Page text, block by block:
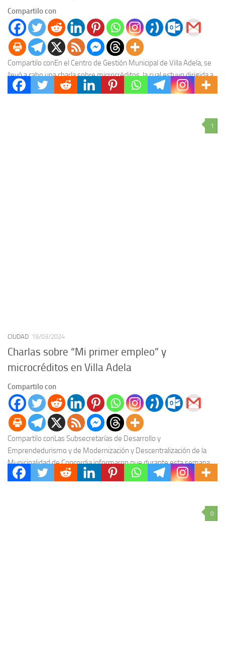
Compartilo con
Compartilo conEn el Centro de Gestión Municipal de Villa Adela, se
llevó a cabo una charla sobre microcréditos, la cual estuvo dirigida a
emprendedores de...
1
CIUDAD 19/03/2024
Charlas sobre “Mi primer empleo” y
microcréditos en Villa Adela
Compartilo con
Compartilo conLas Subsecretarías de Desarrollo y
Emprendedurismo y de Modernización y Descentralización de la
Municipalidad de Concordia informaron que durante esta semana
se llevarán a...
0